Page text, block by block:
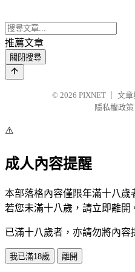
推薦文章
關閉搜尋
© 2026 PIXNET
文章
隱私權政策
⚠️
成人內容提醒
本部落格內容僅限年滿十八歲
若您未滿十八歲，請立即離開
已滿十八歲者，亦請勿將內容
我已滿18歲 離開